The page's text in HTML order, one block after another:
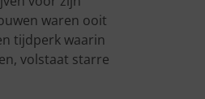
waren ooit
tijdperk waarin
volstaat starre